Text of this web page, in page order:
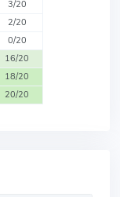
3/20
2/20
0/20
16/20
18/20
20/20